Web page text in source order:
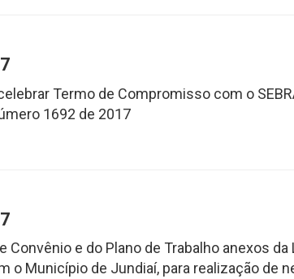
Termo de Compromisso com o
1692 de 2017
Convênio e do Plano de Trabalho anexos
o Município de Jundiaí, para realização de